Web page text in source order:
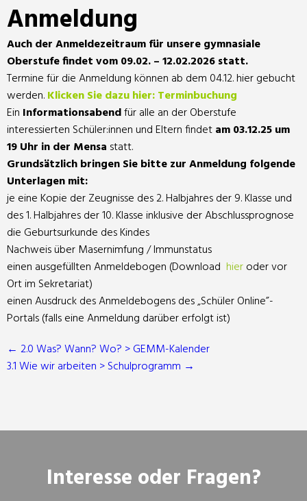
Anmeldung
Auch der Anmeldezeitraum für unsere gymnasiale
Oberstufe findet vom 09.02. – 12.02.2026 statt.
Termine für die Anmeldung können ab dem 04.12. hier gebucht
werden.Klicken Sie dazu hier: Terminbuchung
Ein Informationsabendfür alle an der Oberstufe
interessierten Schüler:innen und Eltern findetam 03.12.25 um
19 Uhr in der Mensa statt.
Grundsätzlich bringen Sie bitte zur Anmeldung folgende
Unterlagen mit:
je eine Kopie der Zeugnisse des 2. Halbjahres der 9. Klasse und
des 1. Halbjahres der 10. Klasse inklusive der Abschlussprognose
die Geburtsurkunde des Kindes
Nachweis über Masernimfung / Immunstatus
einen ausgefüllten Anmeldebogen (Download hieroder vor
Ort im Sekretariat)
einen Ausdruck des Anmeldebogens des „Schüler Online”-
Portals (falls eine Anmeldung darüber erfolgt ist)
← 2.0 Was? Wann? Wo? > GEMM-Kalender
3.1 Wie wir arbeiten > Schulprogramm →
Interesse oder Fragen?